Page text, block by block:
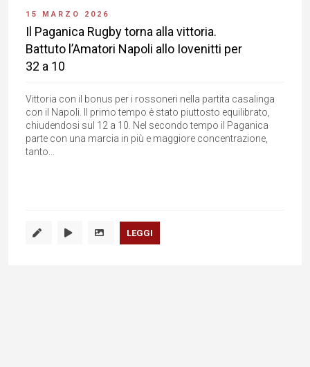
15 MARZO 2026
Il Paganica Rugby torna alla vittoria.
Battuto l’Amatori Napoli allo Iovenitti per
32 a 10
Vittoria con il bonus per i rossoneri nella partita casalinga
con il Napoli. Il primo tempo è stato piuttosto equilibrato,
chiudendosi sul 12 a 10. Nel secondo tempo il Paganica
parte con una marcia in più e maggiore concentrazione,
tanto...
LEGGI